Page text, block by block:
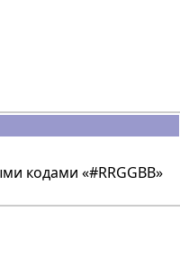
кодами «#RRGGBB»